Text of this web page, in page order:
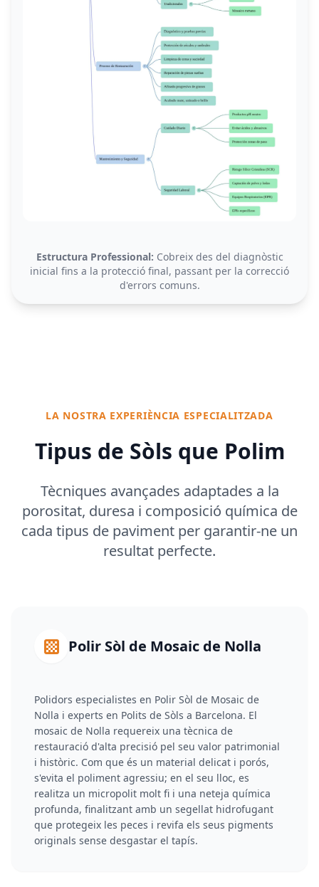
Estructura Professional: Cobreix des del diagnòstic
inicial fins a la protecció final, passant per la correcció
d'errors comuns.
LA NOSTRA EXPERIÈNCIA ESPECIALITZADA
Tipus de Sòls que Polim
Tècniques avançades adaptades a la
porositat, duresa i composició química de
cada tipus de paviment per garantir-ne un
resultat perfecte.
Polir Sòl de Mosaic de Nolla
Polidors especialistes en Polir Sòl de Mosaic de
Nolla i experts en Polits de Sòls a Barcelona. El
mosaic de Nolla requereix una tècnica de
restauració d'alta precisió pel seu valor patrimonial
i històric. Com que és un material delicat i porós,
s'evita el poliment agressiu; en el seu lloc, es
realitza un micropolit molt fi i una neteja química
profunda, finalitzant amb un segellat hidrofugant
que protegeix les peces i revifa els seus pigments
originals sense desgastar el tapís.